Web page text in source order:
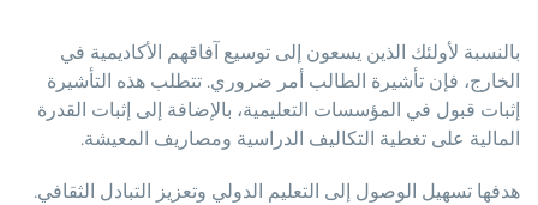
بالنسبة لأولئك الذين يسعون إلى توسيع آفاقهم الأكاديمية في
الخارج، فإن تأشيرة الطالب أمر ضروري. تتطلب هذه التأشيرة
إثبات قبول في المؤسسات التعليمية، بالإضافة إلى إثبات القدرة
المالية على تغطية التكاليف الدراسية ومصاريف المعيشة.
هدفها تسهيل الوصول إلى التعليم الدولي وتعزيز التبادل الثقافي.